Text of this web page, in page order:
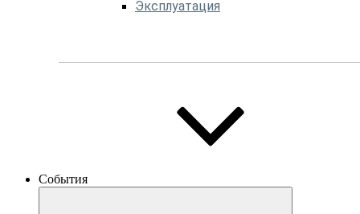
Эксплуатация
События